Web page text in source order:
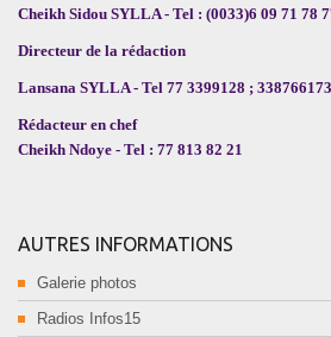
Cheikh Sidou SYLLA - Tel : (0033)6 09 71 78
Directeur de la rédaction
Lansana SYLLA - Tel 77 3399128 ; 338766173
Rédacteur en chef
Cheikh Ndoye - Tel : 77 813 82 21
AUTRES INFORMATIONS
Galerie photos
Radios Infos15